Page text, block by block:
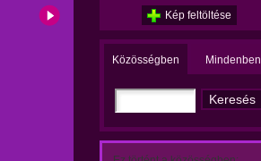
Kép feltöltése
Közösségben Mindenben